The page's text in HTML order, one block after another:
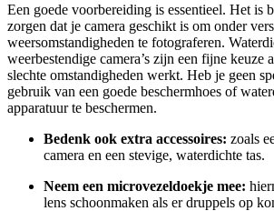
Een goede voorbereiding is essentieel. Het is
zorgen dat je camera geschikt is om onder
weersomstandigheden te fotograferen.
weerbestendige camera’s zijn een fijne keuze
slechte omstandigheden werkt. Heb je geen
gebruik van een goede beschermhoes of
apparatuur te beschermen.
Bedenk ook extra accessoires: zoals
camera en een stevige, waterdichte tas.
Neem een microvezeldoekje mee:
lens schoonmaken als er druppels op